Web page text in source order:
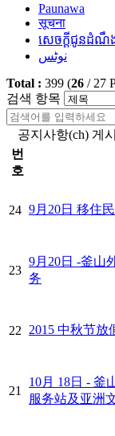
Paunawa
सूचना
សេចក្តីជូនដំណឹ
نوٹس
Total : 399 (26 / 27
검색 항목
공지사항(ch) 게
번
호
24 9月20日 移住
23
9月20日 -釜山
务
22 2015 中秋节放
21
10月 18日 - 釜
服务站及亚洲